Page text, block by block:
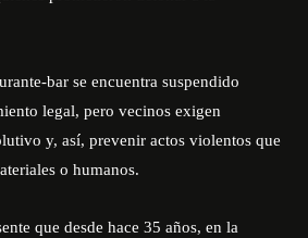
bar se encuentra suspendido
legal, pero vecinos exigen
y, así, prevenir actos violentos que
o humanos.
que desde hace 35 años, en la